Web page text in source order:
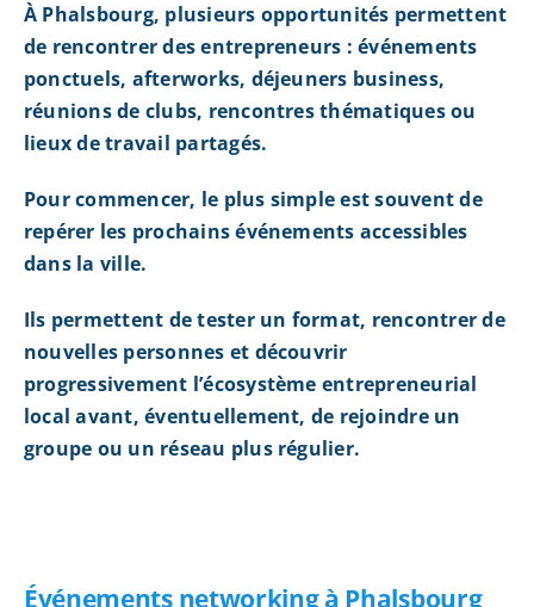
À Phalsbourg, plusieurs opportunités permettent
de rencontrer des entrepreneurs : événements
ponctuels, afterworks, déjeuners business,
réunions de clubs, rencontres thématiques ou
lieux de travail partagés.
Pour commencer, le plus simple est souvent de
repérer les prochains événements accessibles
dans la ville.
Ils permettent de tester un format, rencontrer de
nouvelles personnes et découvrir
progressivement l’écosystème entrepreneurial
local avant, éventuellement, de rejoindre un
groupe ou un réseau plus régulier.
Événements networking à Phalsbourg